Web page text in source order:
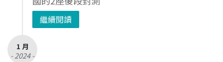
繼續閱讀
1 月
- 2024 -